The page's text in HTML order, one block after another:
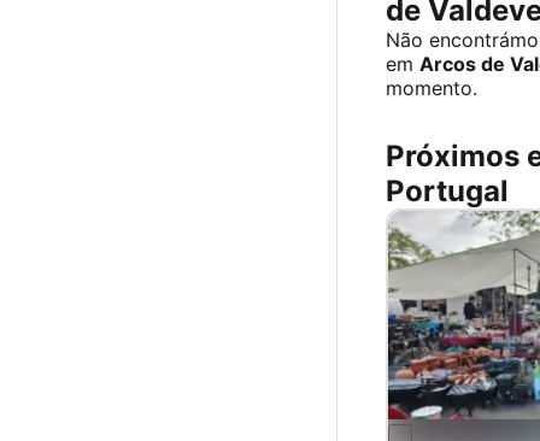
de
Não
em Arcos de
momento.
Próximos
Portugal